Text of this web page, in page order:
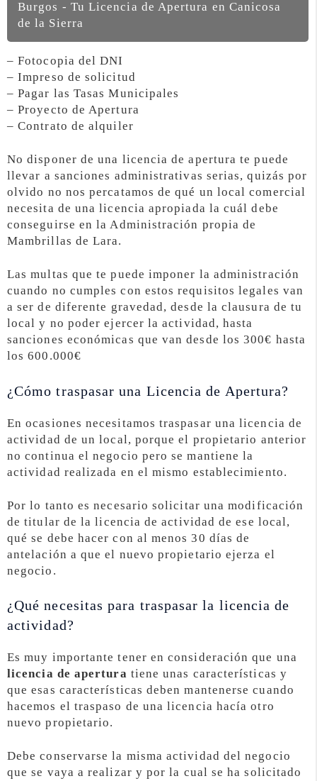
Burgos - Tu Licencia de Apertura en Canicosa
de la Sierra
– Fotocopia del DNI
– Impreso de solicitud
– Pagar las Tasas Municipales
– Proyecto de Apertura
– Contrato de alquiler
No disponer de una licencia de apertura te puede
llevar a sanciones administrativas serias, quizás por
olvido no nos percatamos de qué un local comercial
necesita de una licencia apropiada la cuál debe
conseguirse en la Administración propia de
Mambrillas de Lara.
Las multas que te puede imponer la administración
cuando no cumples con estos requisitos legales van
a ser de diferente gravedad, desde la clausura de tu
local y no poder ejercer la actividad, hasta
sanciones económicas que van desde los 300€ hasta
los 600.000€
¿Cómo traspasar una Licencia de Apertura?
En ocasiones necesitamos traspasar una licencia de
actividad de un local, porque el propietario anterior
no continua el negocio pero se mantiene la
actividad realizada en el mismo establecimiento.
Por lo tanto es necesario solicitar una modificación
de titular de la licencia de actividad de ese local,
qué se debe hacer con al menos 30 días de
antelación a que el nuevo propietario ejerza el
negocio.
¿Qué necesitas para traspasar la licencia de
actividad?
Es muy importante tener en consideración que una
licencia de apertura tiene unas características y
que esas características deben mantenerse cuando
hacemos el traspaso de una licencia hacía otro
nuevo propietario.
Debe conservarse la misma actividad del negocio
que se vaya a realizar y por la cual se ha solicitado